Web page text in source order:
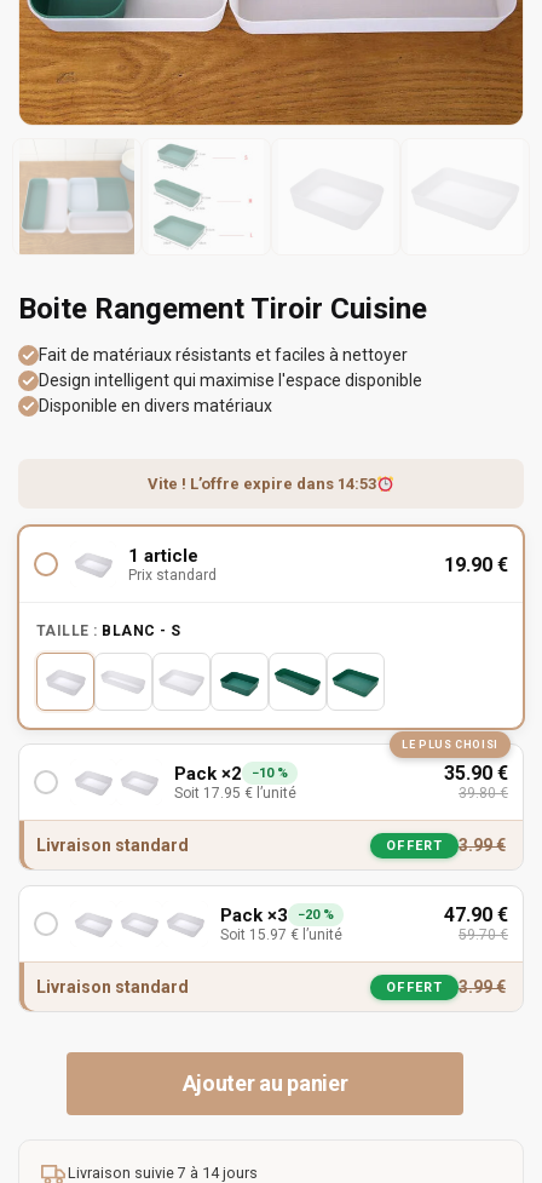
Boite Rangement Tiroir Cuisine
Fait de matériaux résistants et faciles à nettoyer
Design intelligent qui maximise l'espace disponible
Disponible en divers matériaux
Vite ! L’offre expire dans 14:53
1 article
Prix standard 19.90 €
TAILLE : BLANC - S
LE PLUS CHOISI
Pack ×2 −10 %
Soit 17.95 € l’unité
35.90 €
39.80€
Livraison standard OFFERT 3.99€
Pack ×3 −20 %
Soit 15.97 € l’unité
47.90 €
59.70€
Livraison standard OFFERT 3.99€
Ajouter au panier
Livraison suivie 7 à 14 jours